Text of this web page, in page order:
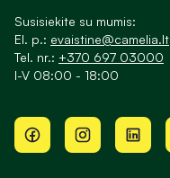
Susisiekite su mumis:
El. p.: evaistine@camelia.lt
Tel. nr.: +370 697 03000
I-V 08:00 - 18:00